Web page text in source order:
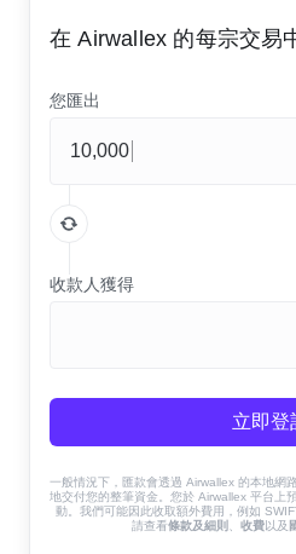
在 Airwallex 的每宗交易
您匯出
收款人獲得
立即登
一般情況下，匯款會透過 Airwallex 的本地網
地交付您的整筆資金。您於 Airwallex 平台上
動。我們可能因此收取額外費用，例如
請查看條款及細則 收費以及